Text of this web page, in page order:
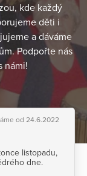
kde každý
děti i
a dáváme
Podpořte nás
námi!
od 24.6.2022
listopadu,
dne.